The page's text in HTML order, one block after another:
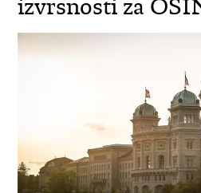
izvrsnosti za